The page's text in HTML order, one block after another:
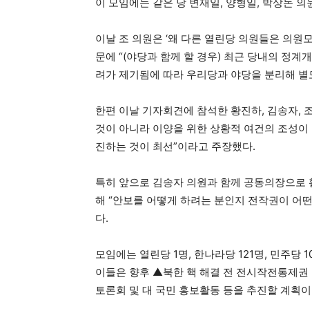
이날 조 의원은 ‘왜 다른 열린당 의원들은 의원
문에 “(야당과 함께 할 경우) 최근 당내의 정계
려가 제기됨에 따라 우리당과 야당을 분리해
한편 이날 기자회견에 참석한 황진하, 김송자,
것이 아니라 이양을 위한 상황적 여건의 조성
진하는 것이 최선”이라고 주장했다.
특히 앞으로 김송자 의원과 함께 공동의장으
해 “안보를 어떻게 하려는 분인지 전작권이 어
다.
모임에는 열린당 1명, 한나라당 121명, 민주당
이들은 향후 ▲북한 핵 해결 전 전시작전통제
토론회 및 대 국민 홍보활동 등을 추진할 계획